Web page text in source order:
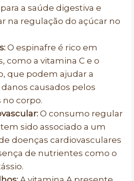
a saúde digestiva e
na regulação do açúcar no
O espinafre é rico em
como a vitamina C e o
que podem ajudar a
causados pelos
no corpo.
O consumo regular
sido associado a um
doenças cardiovasculares
de nutrientes como o